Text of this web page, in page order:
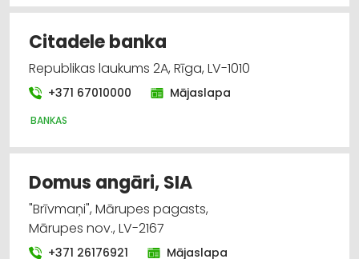
Citadele banka
Republikas laukums 2A, Rīga, LV-1010
+371 67010000 Mājaslapa
BANKAS
Domus angāri, SIA
"Brīvmaņi", Mārupes pagasts,
Mārupes nov., LV-2167
+371 26176921 Mājaslapa